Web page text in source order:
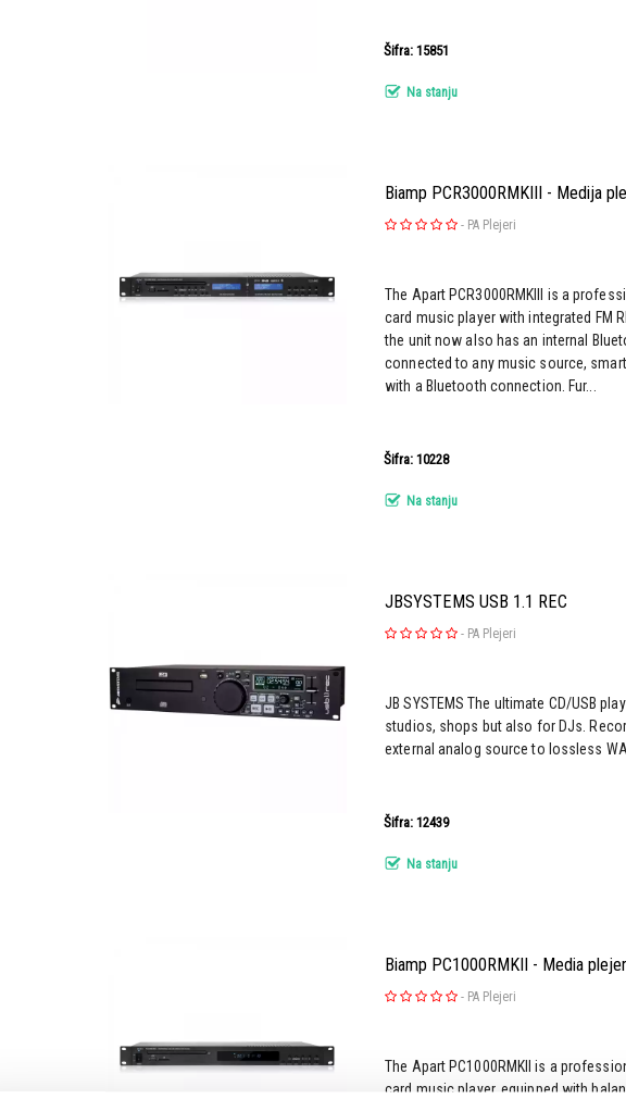
Šifra: 15851
Na stanju
Biamp PCR3000RMKIII - Medija
- PA Plejeri
The Apart PCR3000RMKIII is a
card music player with integrated FM
the unit now also has an internal
connected to any music source,
with a Bluetooth connection. Fur...
Šifra: 10228
Na stanju
JBSYSTEMS USB 1.1 REC
- PA Plejeri
JB SYSTEMS The ultimate CD/USB
studios, shops but also for DJs.
external analog source to lossless
Šifra: 12439
Na stanju
Biamp PC1000RMKII - Media plejer
- PA Plejeri
The Apart PC1000RMKII is a
card music player, equipped with